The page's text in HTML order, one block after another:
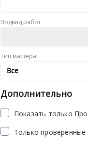
Подвид работ
Тип мастера
Все
Дополнительно
Показать только
Только проверенные